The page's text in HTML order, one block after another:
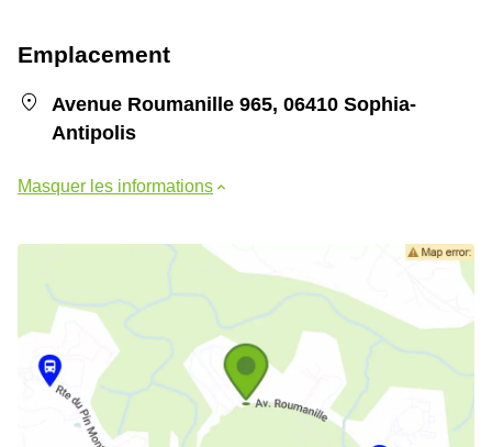
Emplacement
Avenue Roumanille 965, 06410 Sophia-
Antipolis
Masquer les informations